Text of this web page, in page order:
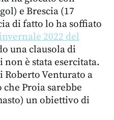
e Brescia (17
di fatto lo ha soffiato
2022 del
una clausola di
è stata esercitata.
Roberto Venturato a
Proia sarebbe
un obiettivo di